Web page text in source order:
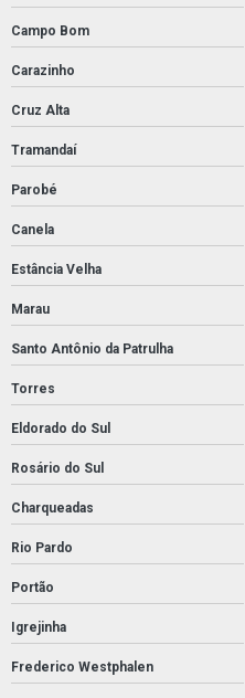
Campo Bom
Carazinho
Cruz Alta
Tramandaí
Parobé
Canela
Estância Velha
Marau
Santo Antônio da Patrulha
Torres
Eldorado do Sul
Rosário do Sul
Charqueadas
Rio Pardo
Portão
Igrejinha
Frederico Westphalen